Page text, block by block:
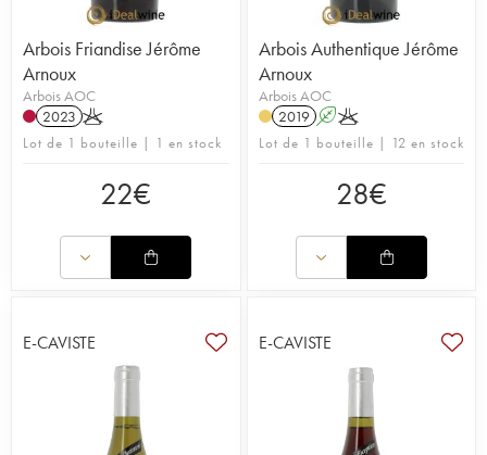
Arbois Friandise Jérôme
Arnoux
Arbois AOC
2023 K
Lot de 1 bouteille | 1 en stock
22€
Arbois Authentique Jérôme
Arnoux
Arbois AOC
2019 AK
Lot de 1 bouteille | 12 en stock
28€
E-CAVISTE E-CAVISTE